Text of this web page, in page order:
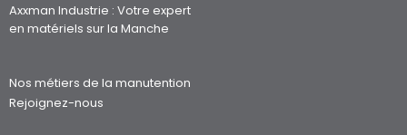
Axxman Industrie : Votre expert
en matériels sur la Manche
Nos métiers de la manutention
Rejoignez-nous